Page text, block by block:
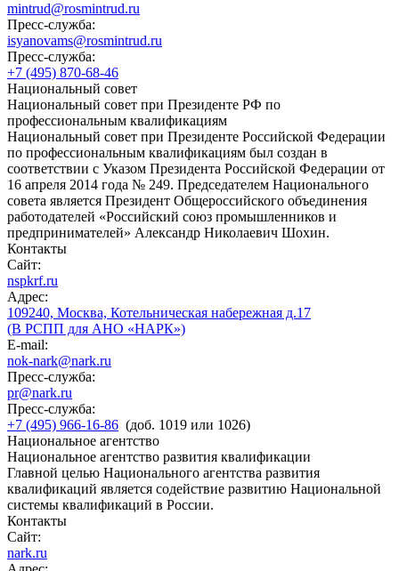
mintrud@rosmintrud.ru
Пресс-служба:
isyanovams@rosmintrud.ru
Пресс-служба:
+7 (495) 870-68-46
Национальный совет
Национальный совет при Президенте РФ по
профессиональным квалификациям
Национальный совет при Президенте Российской Федерации
по профессиональным квалификациям был создан в
соответствии с Указом Президента Российской Федерации от
16 апреля 2014 года № 249. Председателем Национального
совета является Президент Общероссийского объединения
работодателей «Российский союз промышленников и
предпринимателей» Александр Николаевич Шохин.
Контакты
Сайт:
nspkrf.ru
Адрес:
109240, Москва, Котельническая набережная д.17
(В РСПП для АНО «НАРК»)
E-mail:
nok-nark@nark.ru
Пресс-служба:
pr@nark.ru
Пресс-служба:
+7 (495) 966-16-86 (доб. 1019 или 1026)
Национальное агентство
Национальное агентство развития квалификации
Главной целью Национального агентства развития
квалификаций является содействие развитию Национальной
системы квалификаций в России.
Контакты
Сайт:
nark.ru